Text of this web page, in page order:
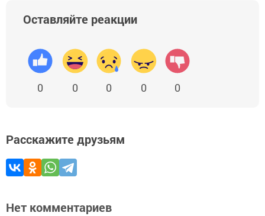
Оставляйте реакции
0 0 0 0 0
Расскажите друзьям
Нет комментариев